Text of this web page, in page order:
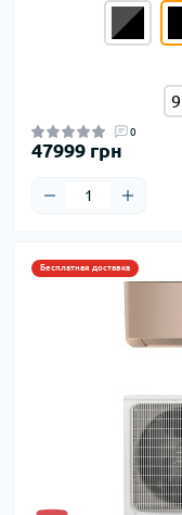
9
0
47999 грн
Бесплатная доставка